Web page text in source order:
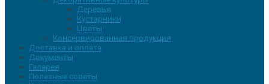
Деревья
Кустарники
Цветы
Консервированная продукция
Доставка и оплата
Документы
Галерея
Полезные советы